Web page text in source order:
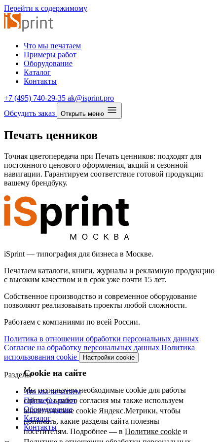
Перейти к содержимому
Что мы печатаем
Примеры работ
Оборудование
Каталог
Контакты
+7 (495) 740-29-35 ak@isprint.pro
Обсудить заказ
Открыть меню
Печать ценников
Точная цветопередача при Печать ценников: подходят для
постоянного ценового оформления, акций и сезонной
навигации. Гарантируем соответствие готовой продукции
вашему брендбуку.
iSprint — типография для бизнеса в Москве.
Печатаем каталоги, книги, журналы и рекламную продукцию
с высоким качеством и в срок уже почти 15 лет.
Собственное производство и современное оборудование
позволяют реализовывать проекты любой сложности.
Работаем с компаниями по всей России.
Политика в отношении обработки персональных данных
Согласие на обработку персональных данных Политика
использования cookie
Настройки cookie
Разделы
Что мы печатаем
Примеры работ
Оборудование
Каталог
Контакты
Cookie на сайте
Мы используем необходимые cookie для работы
сайта. С вашего согласия мы также используем
аналитические cookie Яндекс.Метрики, чтобы
понимать, какие разделы сайта полезны
посетителям. Подробнее — в Политике cookie и